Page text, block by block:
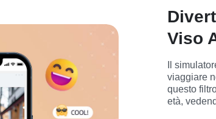
Viso
Il
viaggiare
questo
età,